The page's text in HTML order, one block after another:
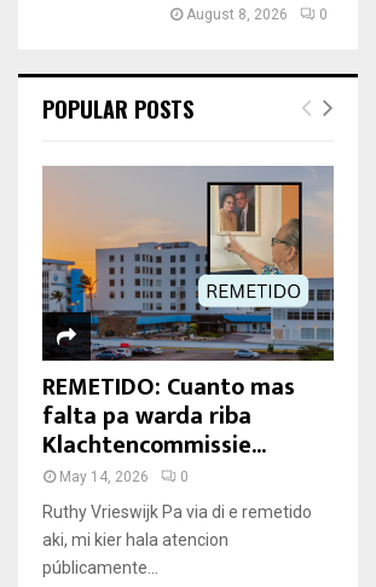
August 8, 2026 0
POPULAR POSTS
REMETIDO: Cuanto mas
falta pa warda riba
Klachtencommissie...
May 14, 2026 0
Ruthy Vrieswijk Pa via di e remetido
aki, mi kier hala atencion
públicamente...